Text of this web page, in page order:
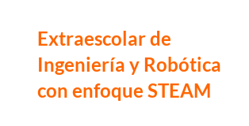
Extraescolar de
Ingeniería y Robótica
con enfoque STEAM